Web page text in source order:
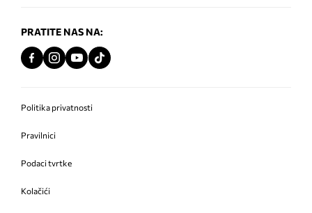
PRATITE NAS NA:
Politika privatnosti
Pravilnici
Podaci tvrtke
Kolačići